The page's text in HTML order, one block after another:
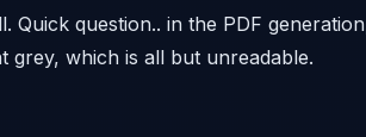
Quick question.. in the PDF
grey, which is all but unreadable.